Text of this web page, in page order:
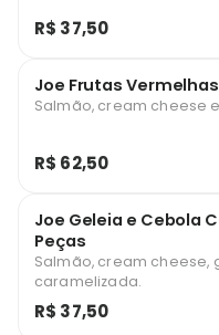
R$ 37,50
Joe Frutas Vermelhas
Salmão, cream cheese
R$ 62,50
Joe Geleia e Cebola
Peças
Salmão, cream cheese,
caramelizada.
R$ 37,50